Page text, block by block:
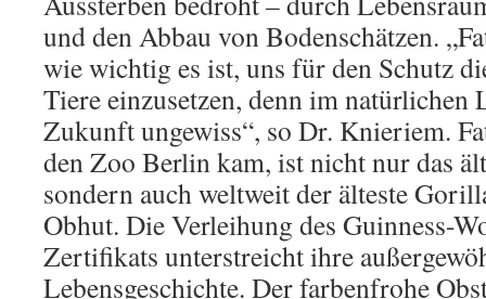
und den Abbau von Bodenschätzen.
wie wichtig es ist, uns für den Schutz
Tiere einzusetzen, denn im natürlichen
Zukunft ungewiss“, so Dr. Knieriem.
den Zoo Berlin kam, ist nicht nur das
sondern auch weltweit der älteste
Obhut. Die Verleihung des Guinness-
Zertifikats unterstreicht ihre
Lebensgeschichte. Der farbenfrohe